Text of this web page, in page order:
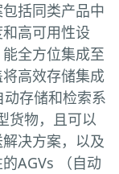
括同类产品中
高可用性设
全方位集成至
高效存储集成
存储和检索系
货物，且可以
决方案，以及
AGVs （自动